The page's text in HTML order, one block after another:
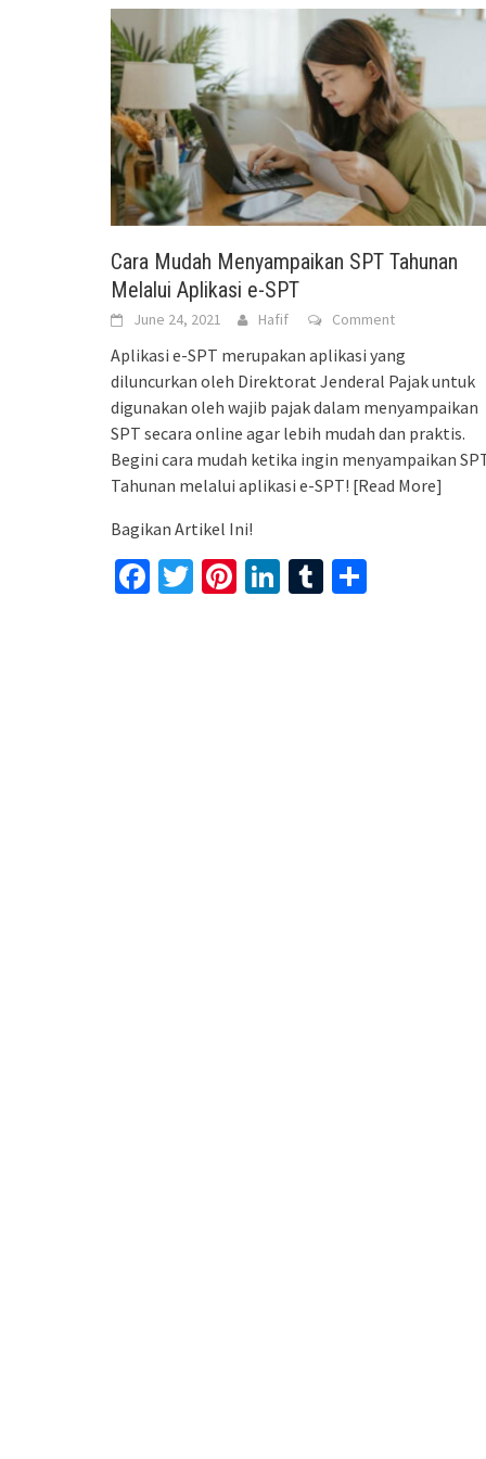
Cara Mudah Menyampaikan SPT Tahunan
Melalui Aplikasi e-SPT
June 24, 2021 Hafif Comment
Aplikasi e-SPT merupakan aplikasi yang
diluncurkan oleh Direktorat Jenderal Pajak untuk
digunakan oleh wajib pajak dalam menyampaikan
SPT secara online agar lebih mudah dan praktis.
Begini cara mudah ketika ingin menyampaikan
Tahunan melalui aplikasi e-SPT! [Read More]
Bagikan Artikel Ini!
Facebook
TwitterPinterest
LinkedIn
Tumblr